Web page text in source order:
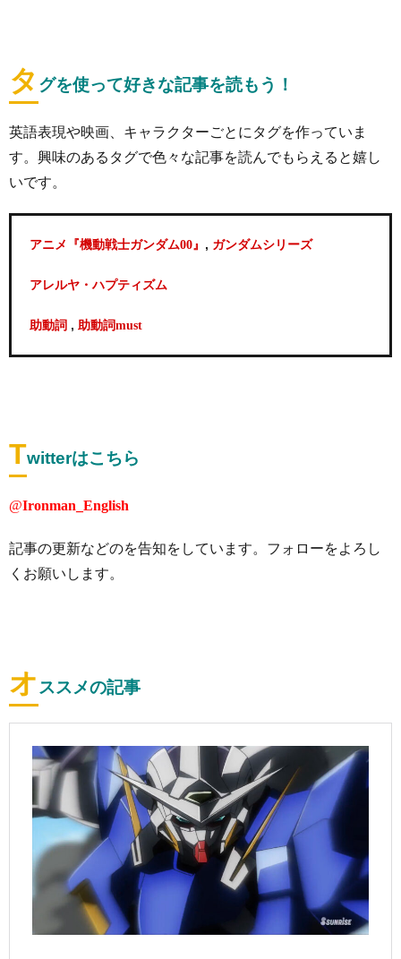
タ グを使って好きな記事を読もう！
英語表現や映画、キャラクターごとにタグを作っていま
す。興味のあるタグで色々な記事を読んでもらえると嬉し
いです。
アニメ『機動戦士ガンダム00』 , ガンダムシリーズ
アレルヤ・ハプティズム
助動詞 , 助動詞must
Twitterはこちら
@Ironman_English
記事の更新などのを告知をしています。フォローをよろし
くお願いします。
オ ススメの記事